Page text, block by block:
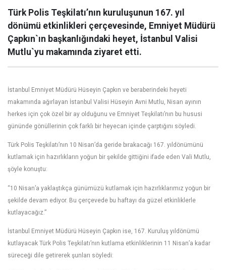
Türk Polis Teşkilatı’nın kuruluşunun 167. yıl
dönümü etkinlikleri çerçevesinde, Emniyet Müdürü
Çapkın`ın başkanlığındaki heyet, İstanbul Valisi
Mutlu`yu makamında ziyaret etti.
İstanbul Emniyet Müdürü Hüseyin Çapkın ve beraberindeki heyeti
makamında ağırlayan İstanbul Valisi Hüseyin Avni Mutlu, Nisan ayının
herkes için çok özel bir ay olduğunu ve Emniyet Teşkilatı’nın bu hususi
gününde gönüllerinin çok farklı bir heyecan içinde çarptığını söyledi.
Türk Polis Teşkilatı’nın 10 Nisan’da geride bırakacağı 167. yıldönümünü
kutlamak için hazırlıkların yoğun bir şekilde gittiğini ifade eden Vali Mutlu,
şöyle konuştu:
“10 Nisan’a yaklaştıkça günümüzü kutlamak için hazırlıklarımız yoğun bir
şekilde devam ediyor. Bu çerçevede bu haftayı da güzel etkinliklerle
kutlayacağız.”
İstanbul Emniyet Müdürü Hüseyin Çapkın ise, 167. Kuruluş yıldönümü
kutlayacak Türk Polis Teşkilatı’nın kutlama etkinliklerinin 11 Nisan’a kadar
süreceği dile getirerek şunları söyledi: